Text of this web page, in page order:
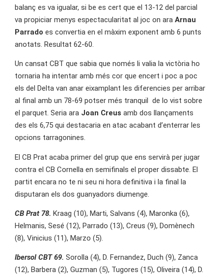
balanç es va igualar, si be es cert que el 13-12 del parcial
va propiciar menys espectacularitat al joc on ara Arnau
Parrado es convertia en el màxim exponent amb 6 punts
anotats. Resultat 62-60.
Un cansat CBT que sabia que només li valia la victòria ho
tornaria ha intentar amb més cor que encert i poc a poc
els del Delta van anar eixamplant les diferencies per arribar
al final amb un 78-69 potser més tranquil de lo vist sobre
el parquet. Seria ara Joan Creus amb dos llançaments
des els 6,75 qui destacaria en atac acabant d’enterrar les
opcions tarragonines.
El CB Prat acaba primer del grup que ens servirà per jugar
contra el CB Cornella en semifinals el proper dissabte. El
partit encara no te ni seu ni hora definitiva i la final la
disputaran els dos guanyadors diumenge.
CB Prat 78. Kraag (10), Marti, Salvans (4), Maronka (6),
Helmanis, Sesé (12), Parrado (13), Creus (9), Domènech
(8), Vinicius (11), Marzo (5).
Ibersol CBT 69. Sorolla (4), D. Fernandez, Duch (9), Zanca
(12), Barbera (2), Guzman (5), Tugores (15), Oliveira (14), D.